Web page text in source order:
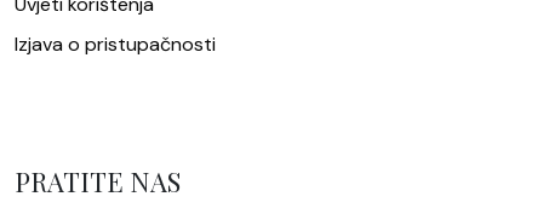
Izjava o pristupačnosti
PRATITE NAS